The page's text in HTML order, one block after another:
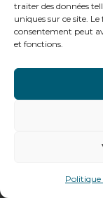
traiter des données
uniques sur ce site.
consentement peut
et fonctions.
Politique
Tél : + 33 (0)4
478 rue
Plan d’accès